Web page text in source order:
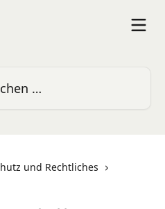
und Rechtliches